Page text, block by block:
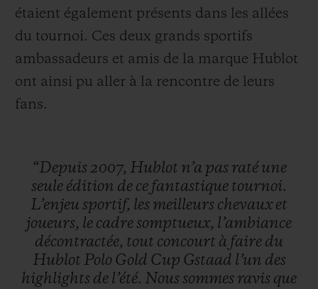
étaient également présents dans les allées
du tournoi. Ces deux grands sportifs
ambassadeurs et amis de la marque Hublot
ont ainsi pu aller à la rencontre de leurs
fans.
“Depuis2007, Hublot n’a pas raté une
seule édition de ce fantastique tournoi.
L’enjeu sportif, les meilleurs chevauxet
joueurs, le cadresomptueux, l’ambiance
décontractée, tout concourt à faire du
Hublot Polo Gold Cup Gstaad l’un des
highlights de l’été. Noussommes ravis que